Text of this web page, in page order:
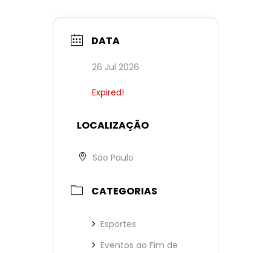
DATA
26 Jul 2026
Expired!
LOCALIZAÇÃO
São Paulo
CATEGORIAS
Esportes
Eventos ao Fim de